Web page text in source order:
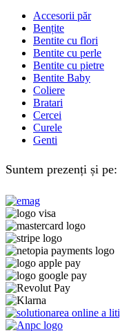
Accesorii păr
Bențite
Bentite cu flori
Bentite cu perle
Bentite cu pietre
Bentite Baby
Coliere
Bratari
Cercei
Curele
Genti
Suntem prezenți și pe: